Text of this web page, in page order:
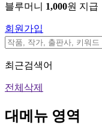
블루머니 1,000원 지급
회원가입
최근검색어
전체삭제
대메뉴 영역